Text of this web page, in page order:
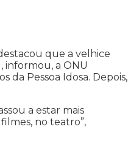
que a velhice
informou, a ONU
da Pessoa Idosa. Depois,
a estar mais
no teatro”,